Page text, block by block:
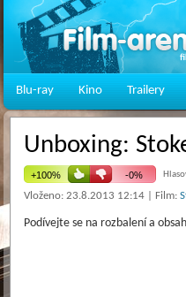
Blu-ray Kino Trailery
Unboxing:
Vloženo: 23.8.2013 12:14 | Film:
Podívejte se na rozbalení a